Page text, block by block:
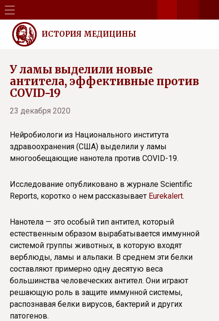
ИСТОРИЯ МЕДИЦИНЫ
У ламы выделили новые
антитела, эффективные против
COVID-19
23 декабря 2020
Нейробиологи из Национального института
здравоохранения (США) выделили у ламы
многообещающие нанотела против COVID-19.
Исследование опубликовано в журнале Scientific
Reports, коротко о нем рассказывает Eurekalert.
Нанотела — это особый тип антител, который
естественным образом вырабатывается иммунной
системой группы животных, в которую входят
верблюды, ламы и альпаки. В среднем эти белки
составляют примерно одну десятую веса
большинства человеческих антител. Они играют
решающую роль в защите иммунной системы,
распознавая белки вирусов, бактерий и других
патогенов.